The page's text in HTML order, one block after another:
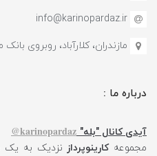
info@karinopardaz.ir
مازندران، کلارآباد، روبروی
درباره ما :
آیدی کانال "بله" karinopardaz@
مجموعهکارینوپرداز نزدیک به یک